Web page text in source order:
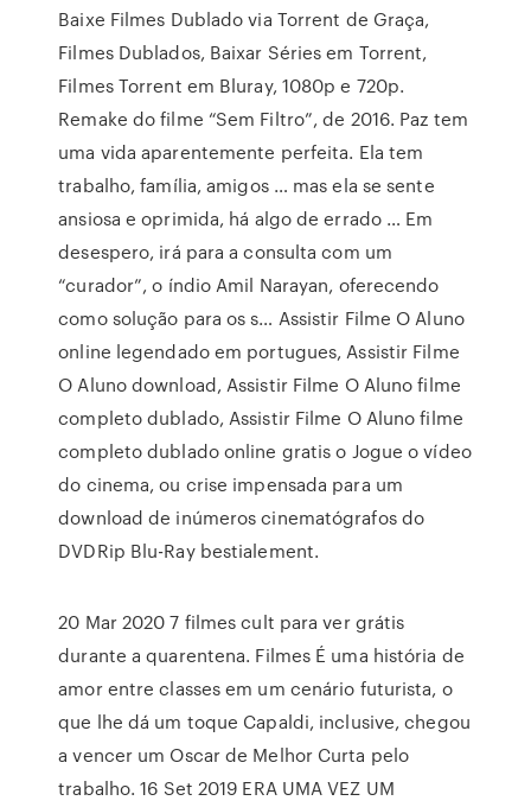
Baixe Filmes Dublado via Torrent de Graça,
Filmes Dublados, Baixar Séries em Torrent,
Filmes Torrent em Bluray, 1080p e 720p.
Remake do filme “Sem Filtro”, de 2016. Paz tem
uma vida aparentemente perfeita. Ela tem
trabalho, família, amigos … mas ela se sente
ansiosa e oprimida, há algo de errado … Em
desespero, irá para a consulta com um
“curador”, o índio Amil Narayan, oferecendo
como solução para os s… Assistir Filme O Aluno
online legendado em portugues, Assistir Filme
O Aluno download, Assistir Filme O Aluno filme
completo dublado, Assistir Filme O Aluno filme
completo dublado online gratis o Jogue o vídeo
do cinema, ou crise impensada para um
download de inúmeros cinematógrafos do
DVDRip Blu-Ray bestialement.
20 Mar 2020 7 filmes cult para ver grátis
durante a quarentena. Filmes É uma história de
amor entre classes em um cenário futurista, o
que lhe dá um toque Capaldi, inclusive, chegou
a vencer um Oscar de Melhor Curta pelo
trabalho. 16 Set 2019 ERA UMA VEZ UM